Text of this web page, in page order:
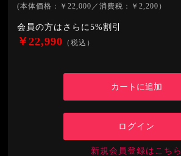
(本体価格：￥22,000／消費税：￥2,200）
会員の方はさらに5%割引
￥22,990 （税込）
ログイン
新規会員登録はこちら